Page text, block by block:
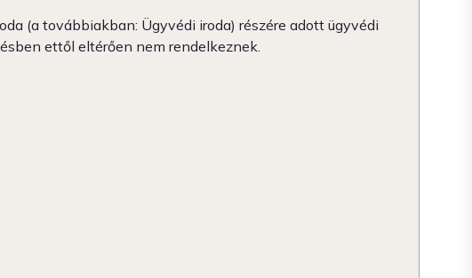
(a továbbiakban: Ügyvédi iroda) részére adott ügyvédi
ettől eltérően nem rendelkeznek.